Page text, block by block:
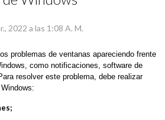
2022 a las 1:08 A. M.
problemas de ventanas apareciendo frente
como notificaciones, software de
resolver este problema, debe realizar